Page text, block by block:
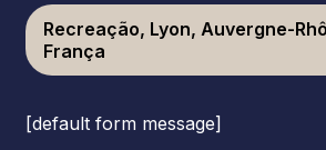
Recreação, Lyon, Auvergne-
França
[default form message]